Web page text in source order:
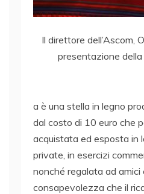
Il direttore dell’Ascom,
presentazione
a è una stella in legno
dal costo di 10 euro che
acquistata ed esposta in
private, in esercizi
nonché regalata ad
consapevolezza che il